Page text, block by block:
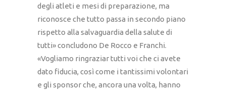
degli atleti e mesi di preparazione, ma
riconosce che tutto passa in secondo piano
rispetto alla salvaguardia della salute di
tutti» concludono De Rocco e Franchi.
«Vogliamo ringraziar tutti voi che ci avete
dato fiducia, così come i tantissimi volontari
e gli sponsor che, ancora una volta, hanno